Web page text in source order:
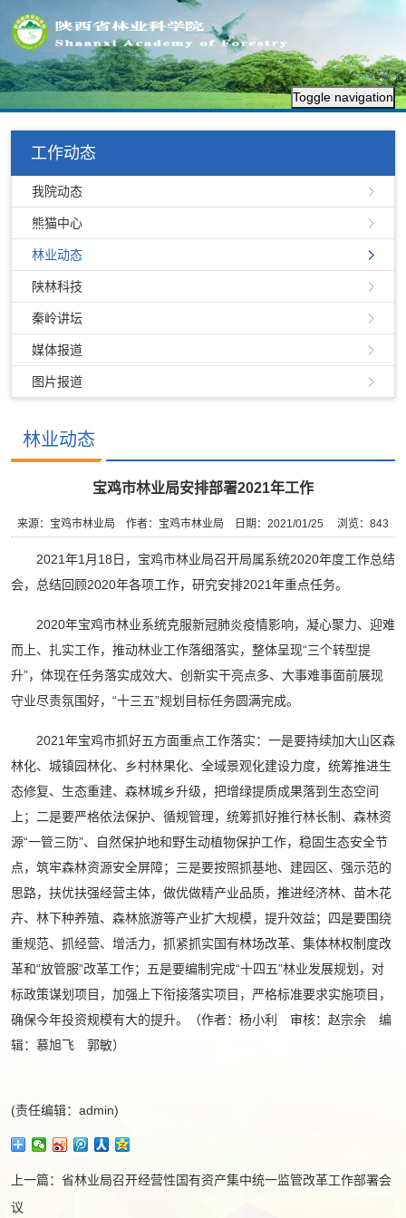
Toggle navigation
工作动态
我院动态
熊猫中心
林业动态
陕林科技
秦岭讲坛
媒体报道
图片报道
林业动态
宝鸡市林业局安排部署2021年工作
来源：宝鸡市林业局 作者：宝鸡市林业局 日期：2021/01/25 浏览： 843
2021年1月18日，宝鸡市林业局召开局属系统2020年度工作总结
会，总结回顾2020年各项工作，研究安排2021年重点任务。
2020年宝鸡市林业系统克服新冠肺炎疫情影响，凝心聚力、迎难
而上、扎实工作，推动林业工作落细落实，整体呈现“三个转型提
升”，体现在任务落实成效大、创新实干亮点多、大事难事面前展现
守业尽责氛围好，“十三五”规划目标任务圆满完成。
2021年宝鸡市抓好五方面重点工作落实：一是要持续加大山区森
林化、城镇园林化、乡村林果化、全域景观化建设力度，统筹推进生
态修复、生态重建、森林城乡升级，把增绿提质成果落到生态空间
上；二是要严格依法保护、循规管理，统筹抓好推行林长制、森林资
源“一管三防”、自然保护地和野生动植物保护工作，稳固生态安全节
点，筑牢森林资源安全屏障；三是要按照抓基地、建园区、强示范的
思路，扶优扶强经营主体，做优做精产业品质，推进经济林、苗木花
卉、林下种养殖、森林旅游等产业扩大规模，提升效益；四是要围绕
重规范、抓经营、增活力，抓紧抓实国有林场改革、集体林权制度改
革和“放管服”改革工作；五是要编制完成“十四五”林业发展规划，对
标政策谋划项目，加强上下衔接落实项目，严格标准要求实施项目，
确保今年投资规模有大的提升。（作者：杨小利 审核：赵宗余 编
辑：慕旭飞 郭敏）
(责任编辑：admin)
上一篇： 省林业局召开经营性国有资产集中统一监管改革工作部署会
议